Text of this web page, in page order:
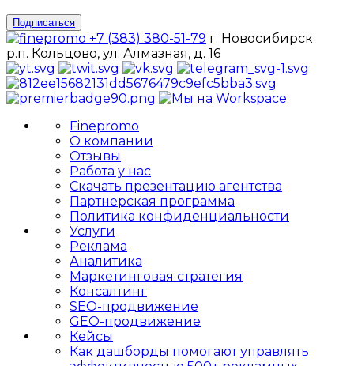
Подписаться
+7 (383) 380-51-79 г. Новосибирск
р.п. Кольцово, ул. Алмазная, д. 16
Finepromo
О компании
Отзывы
Работа у нас
Скачать презентацию агентства
Партнерская программа
Политика конфиденциальности
Услуги
Реклама
Аналитика
Маркетинговая стратегия
Консалтинг
SEO-продвижение
GEO-продвижение
Кейсы
Как дашборды помогают управлять